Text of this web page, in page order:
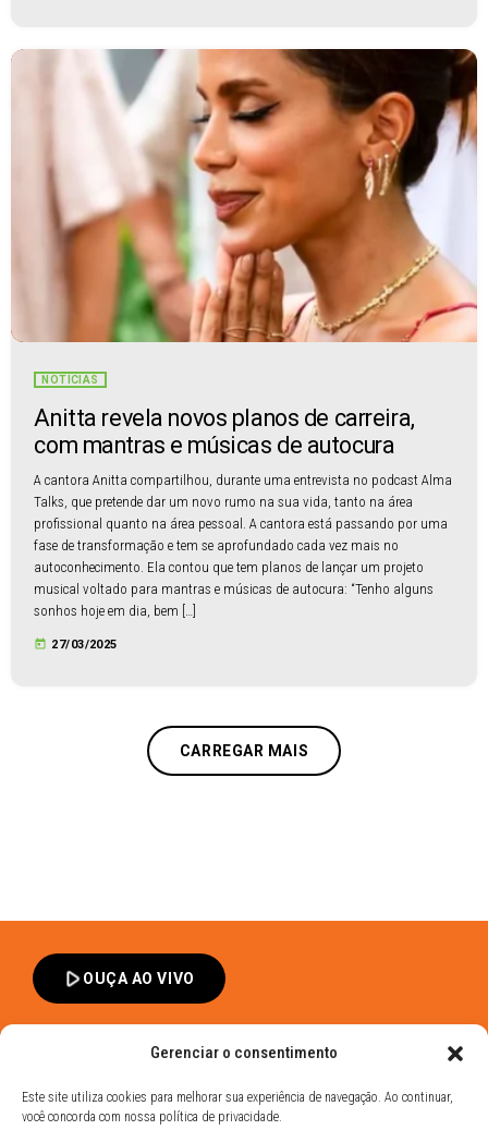
Gerenciar o consentimento
Este site utiliza cookies para melhorar sua experiência de navegação. Ao continuar,
você concorda com nossa política de privacidade.
NOTÍCIAS
Anitta revela novos planos de carreira,
com mantras e músicas de autocura
A cantora Anitta compartilhou, durante uma entrevista no podcast Alma
Talks, que pretende dar um novo rumo na sua vida, tanto na área
profissional quanto na área pessoal. A cantora está passando por uma
fase de transformação e tem se aprofundado cada vez mais no
autoconhecimento. Ela contou que tem planos de lançar um projeto
musical voltado para mantras e músicas de autocura: “Tenho alguns
sonhos hoje em dia, bem […]
today 27/03/2025
CARREGAR MAIS
play_arrowOUÇA AO VIVO